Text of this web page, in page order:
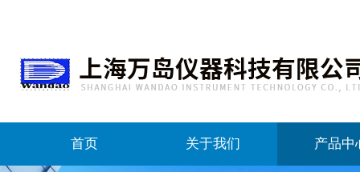
首页 关于我们 产品中